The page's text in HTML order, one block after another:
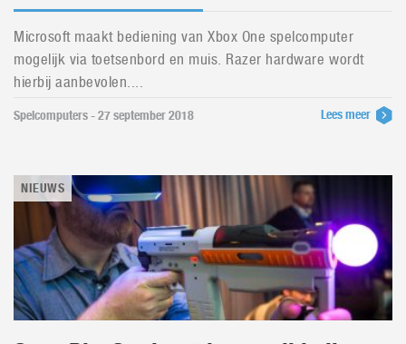
Microsoft maakt bediening van Xbox One spelcomputer
mogelijk via toetsenbord en muis. Razer hardware wordt
hierbij aanbevolen....
Spelcomputers - 27 september 2018 Lees meer
NIEUWS